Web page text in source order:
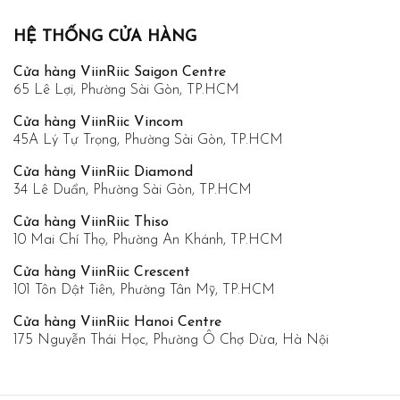
HỆ THỐNG CỬA HÀNG
Cửa hàng ViinRiic Saigon Centre
65 Lê Lợi, Phường Sài Gòn, TP.HCM
Cửa hàng ViinRiic Vincom
45A Lý Tự Trọng, Phường Sài Gòn, TP.HCM
Cửa hàng ViinRiic Diamond
34 Lê Duẩn, Phường Sài Gòn, TP.HCM
Cửa hàng ViinRiic Thiso
10 Mai Chí Thọ, Phường An Khánh, TP.HCM
Cửa hàng ViinRiic Crescent
101 Tôn Dật Tiên, Phường Tân Mỹ, TP.HCM
Cửa hàng ViinRiic Hanoi Centre
175 Nguyễn Thái Học, Phường Ô Chợ Dừa, Hà Nội